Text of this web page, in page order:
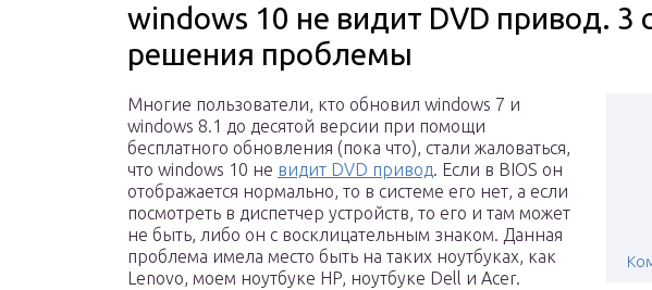
windows 10 не видит DVD привод. 3
решения проблемы
Многие пользователи, кто обновил windows 7 и
windows 8.1 до десятой версии при помощи
бесплатного обновления (пока что), стали жаловаться,
что windows 10 не видит DVD привод. Если в BIOS он
отображается нормально, то в системе его нет, а если
посмотреть в диспетчер устройств, то его и там может
не быть, либо он с восклицательным знаком. Данная
проблема имела место быть на таких ноутбуках, как
Lenovo, моем ноутбуке HP, ноутбуке Dell и Acer.